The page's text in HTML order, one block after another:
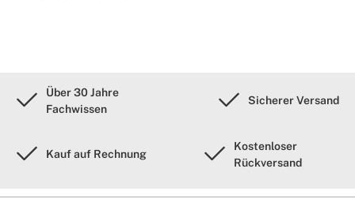
Über 30 Jahre
Fachwissen
Sicherer Versand
Kauf auf Rechnung
Kostenloser
Rückversand